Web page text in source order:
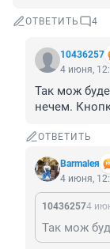
ОТВЕТИТЬ 4
10436257
4 июня,
Так мож
нечем.
ОТВЕТИТЬ
Barmaleя
4 июня,
104362574